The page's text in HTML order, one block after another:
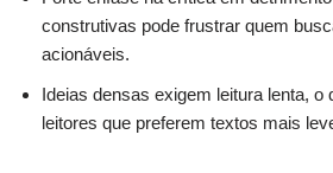
construtivas pode frustrar quem
acionáveis.
Ideias densas exigem leitura lenta, o
leitores que preferem textos mais